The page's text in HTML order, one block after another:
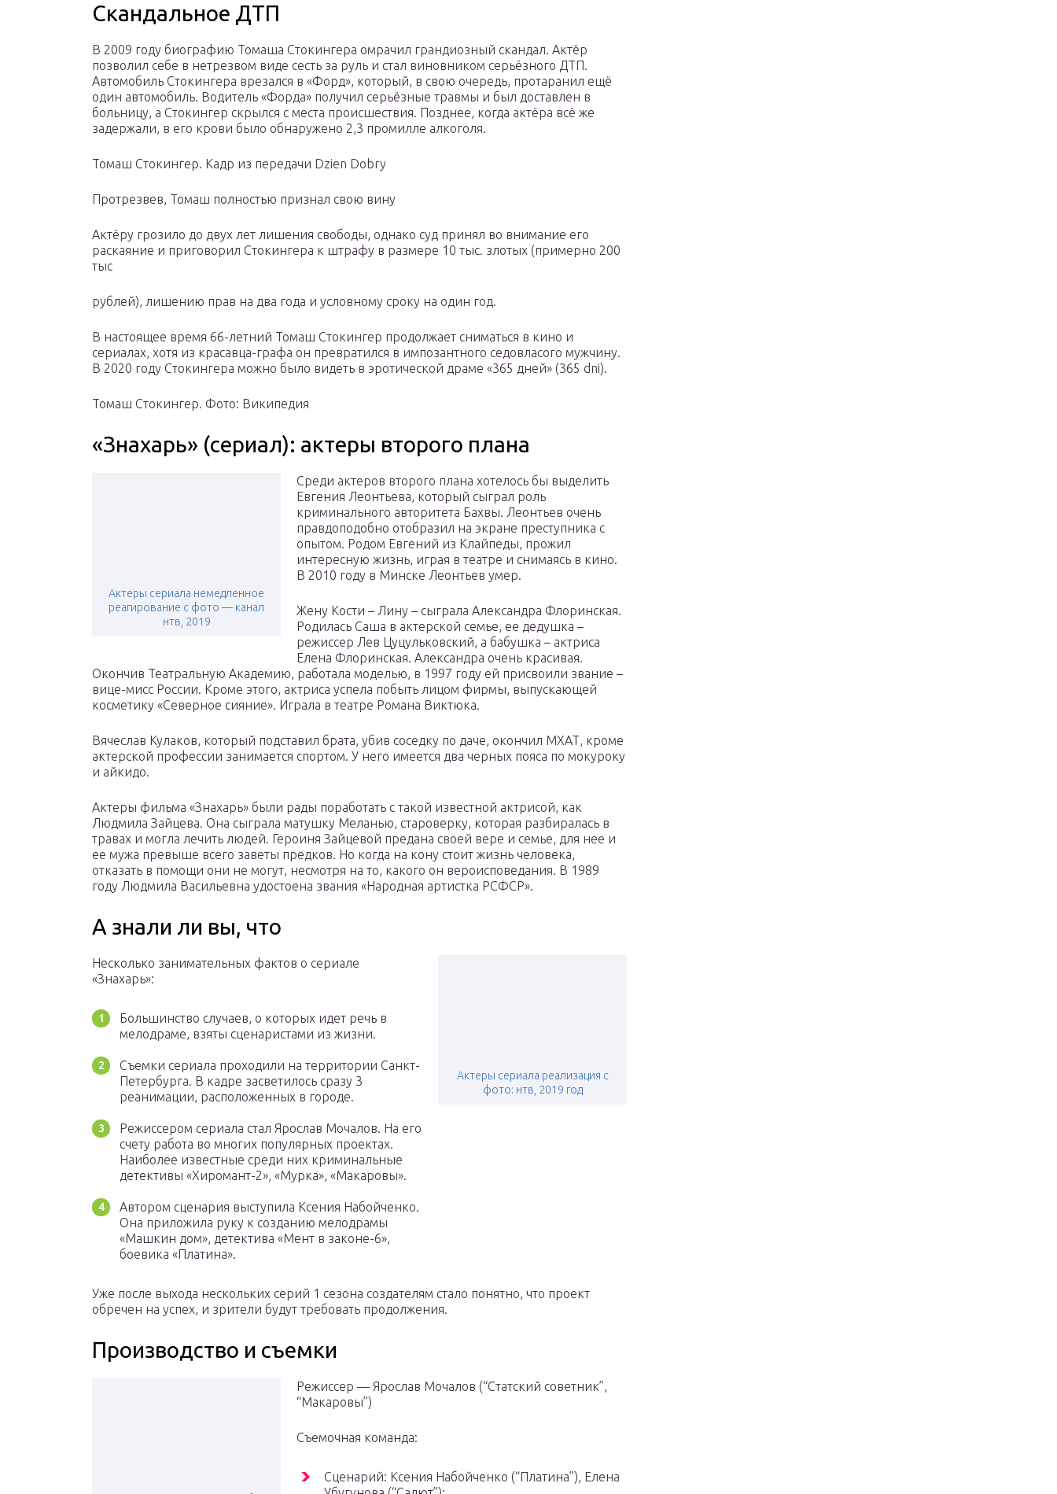
Скандальное ДТП
В 2009 году биографию Томаша Стокингера омрачил грандиозный скандал. Актёр
позволил себе в нетрезвом виде сесть за руль и стал виновником серьёзного ДТП.
Автомобиль Стокингера врезался в «Форд», который, в свою очередь, протаранил ещё
один автомобиль. Водитель «Форда» получил серьёзные травмы и был доставлен в
больницу, а Стокингер скрылся с места происшествия. Позднее, когда актёра всё же
задержали, в его крови было обнаружено 2,3 промилле алкоголя.
Томаш Стокингер. Кадр из передачи Dzien Dobry
Протрезвев, Томаш полностью признал свою вину
Актёру грозило до двух лет лишения свободы, однако суд принял во внимание его
раскаяние и приговорил Стокингера к штрафу в размере 10 тыс. злотых (примерно 200
тыс
рублей), лишению прав на два года и условному сроку на один год.
В настоящее время 66-летний Томаш Стокингер продолжает сниматься в кино и
сериалах, хотя из красавца-графа он превратился в импозантного седовласого мужчину.
В 2020 году Стокингера можно было видеть в эротической драме «365 дней» (365 dni).
Томаш Стокингер. Фото: Википедия
«Знахарь» (сериал): актеры второго плана
Актеры сериала немедленное
реагирование с фото — канал
нтв, 2019
Среди актеров второго плана хотелось бы выделить
Евгения Леонтьева, который сыграл роль
криминального авторитета Бахвы. Леонтьев очень
правдоподобно отобразил на экране преступника с
опытом. Родом Евгений из Клайпеды, прожил
интересную жизнь, играя в театре и снимаясь в кино.
В 2010 году в Минске Леонтьев умер.
Жену Кости – Лину – сыграла Александра Флоринская.
Родилась Саша в актерской семье, ее дедушка –
режиссер Лев Цуцульковский, а бабушка – актриса
Елена Флоринская. Александра очень красивая.
Окончив Театральную Академию, работала моделью, в 1997 году ей присвоили звание –
вице-мисс России. Кроме этого, актриса успела побыть лицом фирмы, выпускающей
косметику «Северное сияние». Играла в театре Романа Виктюка.
Вячеслав Кулаков, который подставил брата, убив соседку по даче, окончил МХАТ, кроме
актерской профессии занимается спортом. У него имеется два черных пояса по мокуроку
и айкидо.
Актеры фильма «Знахарь» были рады поработать с такой известной актрисой, как
Людмила Зайцева. Она сыграла матушку Меланью, староверку, которая разбиралась в
травах и могла лечить людей. Героиня Зайцевой предана своей вере и семье, для нее и
ее мужа превыше всего заветы предков. Но когда на кону стоит жизнь человека,
отказать в помощи они не могут, несмотря на то, какого он вероисповедания. В 1989
году Людмила Васильевна удостоена звания «Народная артистка РСФСР».
А знали ли вы, что
Актеры сериала реализация с
фото: нтв, 2019 год
Несколько занимательных фактов о сериале
«Знахарь»:
Большинство случаев, о которых идет речь в
мелодраме, взяты сценаристами из жизни.
Съемки сериала проходили на территории Санкт-
Петербурга. В кадре засветилось сразу 3
реанимации, расположенных в городе.
Режиссером сериала стал Ярослав Мочалов. На его
счету работа во многих популярных проектах.
Наиболее известные среди них криминальные
детективы «Хиромант-2», «Мурка», «Макаровы».
Автором сценария выступила Ксения Набойченко.
Она приложила руку к созданию мелодрамы
«Машкин дом», детектива «Мент в законе-6»,
боевика «Платина».
Уже после выхода нескольких серий 1 сезона создателям стало понятно, что проект
обречен на успех, и зрители будут требовать продолжения.
Производство и съемки
Режиссер — Ярослав Мочалов (“Статский советник”,
“Макаровы”)
Съемочная команда:
Сценарий: Ксения Набойченко (“Платина”), Елена